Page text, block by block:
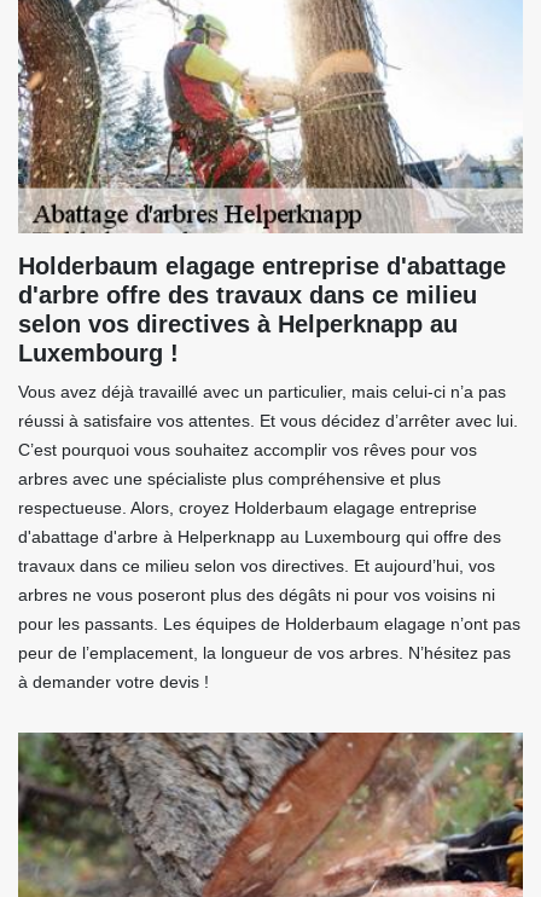
Holderbaum elagage entreprise d'abattage
d'arbre offre des travaux dans ce milieu
selon vos directives à Helperknapp au
Luxembourg !
Vous avez déjà travaillé avec un particulier, mais celui-ci n’a pas
réussi à satisfaire vos attentes. Et vous décidez d’arrêter avec lui.
C’est pourquoi vous souhaitez accomplir vos rêves pour vos
arbres avec une spécialiste plus compréhensive et plus
respectueuse. Alors, croyez Holderbaum elagage entreprise
d'abattage d'arbre à Helperknapp au Luxembourg qui offre des
travaux dans ce milieu selon vos directives. Et aujourd’hui, vos
arbres ne vous poseront plus des dégâts ni pour vos voisins ni
pour les passants. Les équipes de Holderbaum elagage n’ont pas
peur de l’emplacement, la longueur de vos arbres. N’hésitez pas
à demander votre devis !